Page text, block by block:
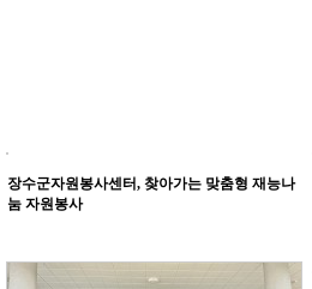
장수군자원봉사센터, 찾아가는 맞춤형 재능나
눔 자원봉사